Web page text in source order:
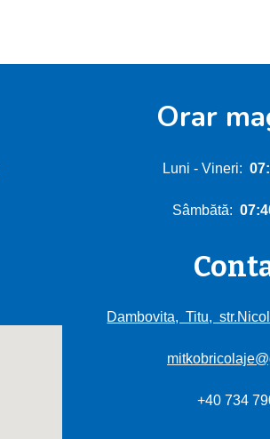
Orar
Luni - Vineri:0
Sâmbătă:07:4
Dambovita, Titu,
+40 734